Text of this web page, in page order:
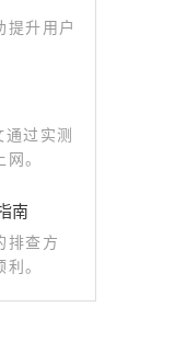
提升用户
过实测
。
南
排查方
。